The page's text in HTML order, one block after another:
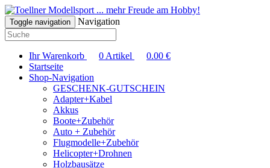
... mehr Freude am Hobby!
Toggle navigation Navigation
Ihr Warenkorb 0 Artikel 0.00 €
Startseite
Shop-Navigation
GESCHENK-GUTSCHEIN
Adapter+Kabel
Akkus
Boote+Zubehör
Auto + Zubehör
Flugmodelle+Zubehör
Helicopter+Drohnen
Holzbausätze